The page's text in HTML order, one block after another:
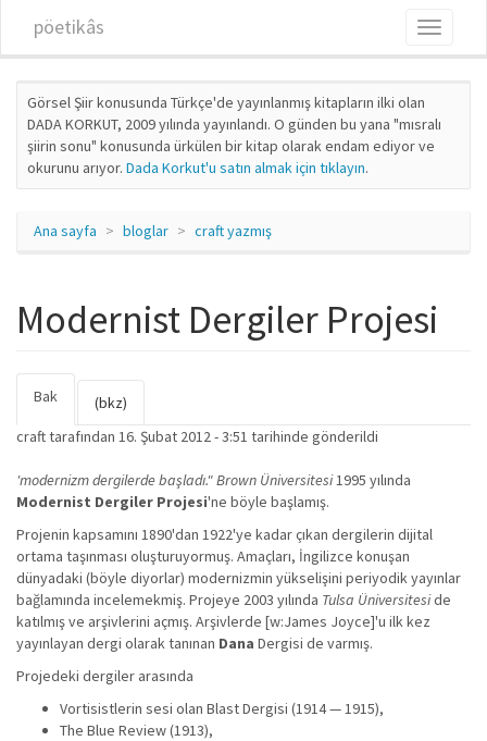
pöetikâs
Toggle
Görsel Şiir konusunda Türkçe'de yayınlanmış kitapların ilki olan
DADA KORKUT, 2009 yılında yayınlandı. O günden bu yana "mısralı
şiirin sonu" konusunda ürkülen bir kitap olarak endam ediyor ve
okurunu arıyor. Dada Korkut'u satın almak için tıklayın.
Ana sayfa bloglar craft yazmış
Modernist Dergiler Projesi
Birincil sekmeler
Bak
sekme)
(bkz)
crafttarafından 16. Şubat 2012 - 3:51 tarihinde gönderildi
'modernizm dergilerde başladı."Brown Üniversitesi1995 yılında
Modernist Dergiler Projesi'ne böyle başlamış.
Projenin kapsamını 1890'dan 1922'ye kadar çıkan dergilerin dijital
ortama taşınması oluşturuyormuş. Amaçları, İngilizce konuşan
dünyadaki (böyle diyorlar) modernizmin yükselişini periyodik yayınlar
bağlamında incelemekmiş. Projeye 2003 yılında Tulsa Üniversiteside
katılmış ve arşivlerini açmış. Arşivlerde [w:James Joyce]'u ilk kez
yayınlayan dergi olarak tanınan Dana Dergisi de varmış.
Projedeki dergiler arasında
Vortisistlerin sesi olan Blast Dergisi (1914 — 1915),
The Blue Review (1913),